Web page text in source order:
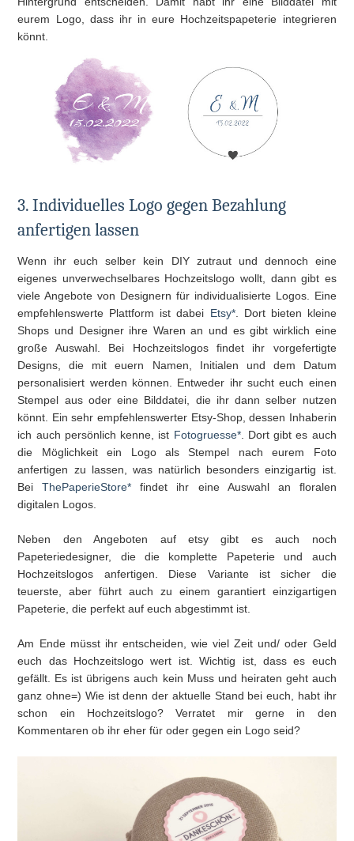
eurem Logo, dass ihr in eure Hochzeitspapeterie integrieren
könnt.
3. Individuelles Logo gegen Bezahlung
anfertigen lassen
Wenn ihr euch selber kein DIY zutraut und dennoch eine
eigenes unverwechselbares Hochzeitslogo wollt, dann gibt es
viele Angebote von Designern für individualisierte Logos. Eine
empfehlenswerte Plattform ist dabei Etsy*. Dort bieten kleine
Shops und Designer ihre Waren an und es gibt wirklich eine
große Auswahl. Bei Hochzeitslogos findet ihr vorgefertigte
Designs, die mit euern Namen, Initialen und dem Datum
personalisiert werden können. Entweder ihr sucht euch einen
Stempel aus oder eine Bilddatei, die ihr dann selber nutzen
könnt. Ein sehr empfehlenswerter Etsy-Shop, dessen Inhaberin
ich auch persönlich kenne, ist Fotogruesse*. Dort gibt es auch
die Möglichkeit ein Logo als Stempel nach eurem Foto
anfertigen zu lassen, was natürlich besonders einzigartig ist.
BeiThePaperieStore* findet ihr eine Auswahl an floralen
digitalen Logos.
Neben den Angeboten auf etsy gibt es auch noch
Papeteriedesigner, die die komplette Papeterie und auch
Hochzeitslogos anfertigen. Diese Variante ist sicher die
teuerste, aber führt auch zu einem garantiert einzigartigen
Papeterie, die perfekt auf euch abgestimmt ist.
Am Ende müsst ihr entscheiden, wie viel Zeit und/ oder Geld
euch das Hochzeitslogo wert ist. Wichtig ist, dass es euch
gefällt. Es ist übrigens auch kein Muss und heiraten geht auch
ganz ohne=) Wie ist denn der aktuelle Stand bei euch, habt ihr
schon ein Hochzeitslogo? Verratet mir gerne in den
Kommentaren ob ihr eher für oder gegen ein Logo seid?